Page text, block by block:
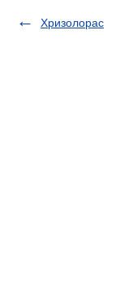
Хризолорас